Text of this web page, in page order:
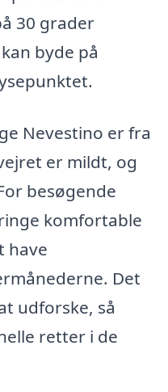
30 grader
byde på
Nevestino er fra
er mildt, og
besøgende
komfortable
have
Det
udforske, så
retter i de